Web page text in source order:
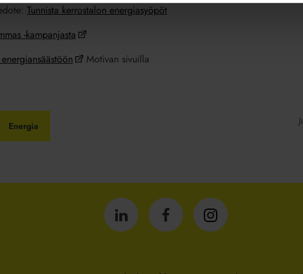
Tunnista kerrostalon energiasyöpöt
-kampanjasta
Motivan sivuilla
Energia
Isännöintiliitto
LinkedInissä
Isännöintiliitto
Facebookissa
Isännöintiliitto
Instagrammissa